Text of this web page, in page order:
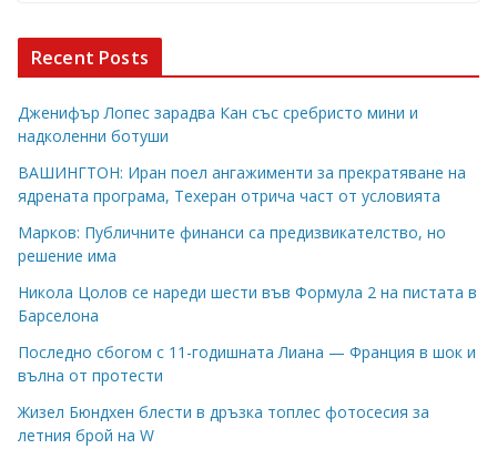
Recent Posts
Дженифър Лопес зарадва Кан със сребристо мини и
надколенни ботуши
ВАШИНГТОН: Иран поел ангажименти за прекратяване на
ядрената програма, Техеран отрича част от условията
Марков: Публичните финанси са предизвикателство, но
решение има
Никола Цолов се нареди шести във Формула 2 на пистата в
Барселона
Последно сбогом с 11-годишната Лиана — Франция в шок и
вълна от протести
Жизел Бюндхен блести в дръзка топлес фотосесия за
летния брой на W